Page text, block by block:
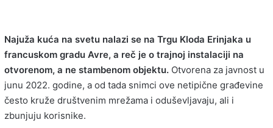
Najuža kuća na svetu nalazi se na Trgu Kloda Erinjaka u
francuskom gradu Avre, a reč je o trajnoj instalaciji na
otvorenom, a ne stambenom objektu. Otvorena za javnost u
junu 2022. godine, a od tada snimci ove netipične građevine
često kruže društvenim mrežama i oduševljavaju, ali i
zbunjuju korisnike.